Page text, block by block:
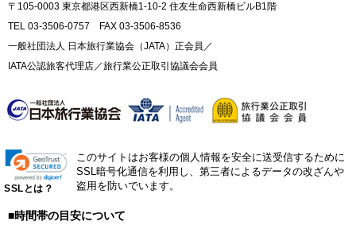
〒105-0003 東京都港区西新橋1-10-2 住友生命西新橋ビルB1階
TEL 03-3506-0757 FAX 03-3506-8536
一般社団法人 日本旅行業協会（JATA）正会員／
IATA公認旅客代理店／旅行業公正取引協議会会員
SSLとは？
このサイトはお客様の個人情報を安全に送受信するために
SSL暗号化通信を利用し、第三者によるデータの改ざんや
盗用を防いでいます。
■時間帯の目安について